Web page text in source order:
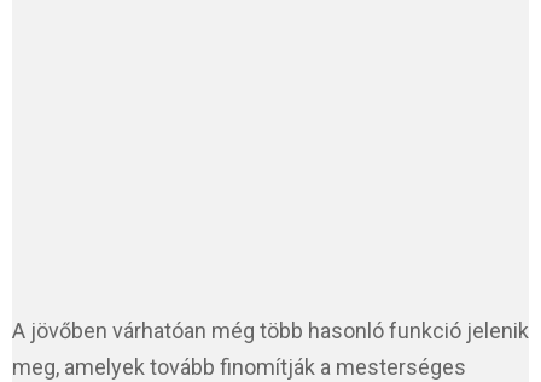
A jövőben várhatóan még több hasonló funkció jelenik
meg, amelyek tovább finomítják a mesterséges